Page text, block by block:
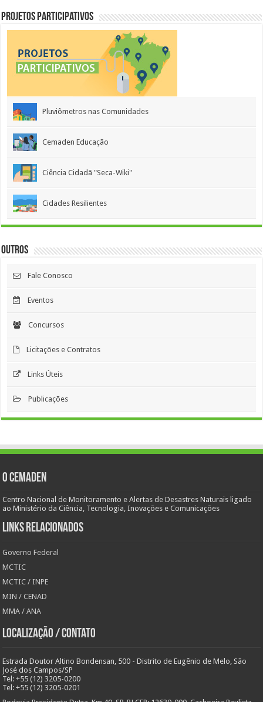
Projetos Participativos
Pluviômetros nas Comunidades
Cemaden Educação
Ciência Cidadã "Seca-Wiki"
Cidades Resilientes
Outros
Fale Conosco
Eventos
Concursos
Licitações e Contratos
Links Úteis
Publicações
O Cemaden
Centro Nacional de Monitoramento e Alertas de Desastres Naturais ligado
ao Ministério da Ciência, Tecnologia, Inovações e Comunicações
Links Relacionados
Governo Federal
MCTIC
MCTIC / INPE
MIN / CENAD
MMA / ANA
Localização / Contato
Estrada Doutor Altino Bondensan, 500 - Distrito de Eugênio de Melo, São
José dos Campos/SP
Tel: +55 (12) 3205-0200
Tel: +55 (12) 3205-0201